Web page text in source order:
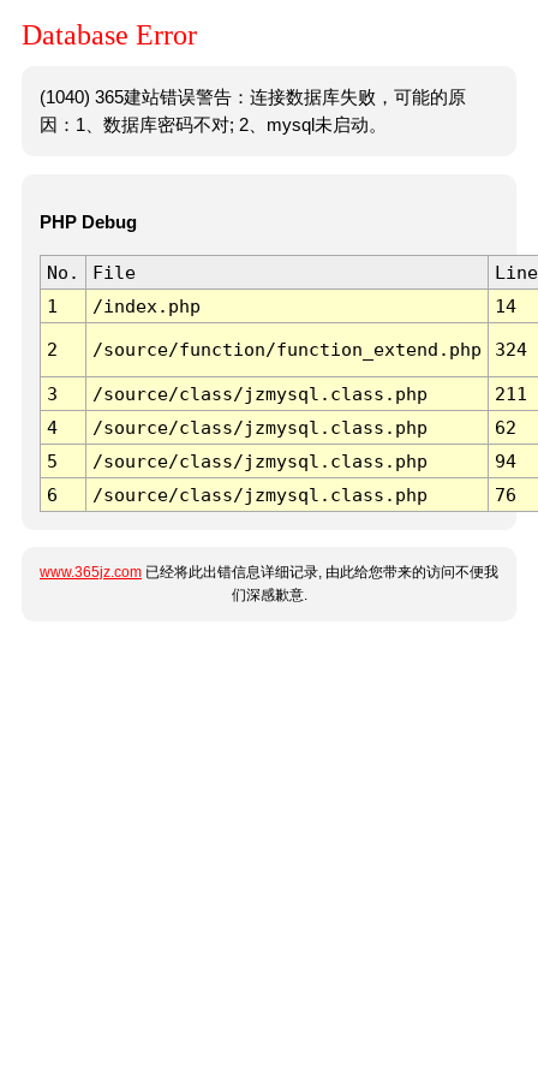
Database Error
(1040) 365建站错误警告：连接数据库失败，可能的原
因：1、数据库密码不对; 2、mysql未启动。
PHP Debug
No. File
Line
1
/index.php 14
2 /source/function/function_extend.php 324
3 /source/class/jzmysql.class.php
211
4
/source/class/jzmysql.class.php
62
5
/source/class/jzmysql.class.php
94
6
/source/class/jzmysql.class.php 76
www.365jz.com 已经将此出错信息详细记录, 由此给您带来的访问不便我
们深感歉意.